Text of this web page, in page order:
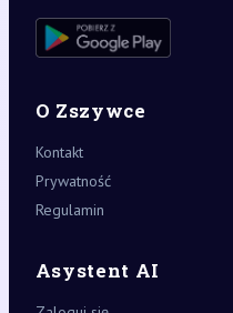
O Zszywce
Kontakt
Prywatność
Regulamin
Asystent AI